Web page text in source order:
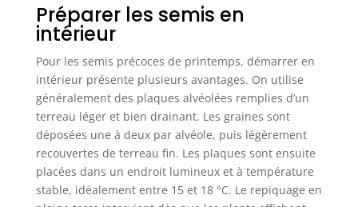
l’engrais, du paillis et d’autres matériaux en vrac
【Conception Ergonomique】 La Fourche à
Bêcher est ergonomique, ce qui peut augmenter la
prise de la main, et la conception mince de la
poignée ne vous blessera pas les mains pendant
longtemps. Capable d’effectuer diverses tâches
plus facilement. 【Application】 Cette Fourche à
pommes de terre, fourche de jardin, fourche de
grange, fourche à dispersion, fourche de jardin.
【Garantie】 Cette Fourche à Bêcher pour Jardin
offre une assurance qualité de 365 jours et se
consacre à la satisfaction du client à 100%.
N’hésitez pas à nous contacter si vous avez des
questions.
Préparer les semis en
intérieur
Pour les semis précoces de printemps, démarrer en
intérieur présente plusieurs avantages. On utilise
généralement des plaques alvéolées remplies d’un
terreau léger et bien drainant. Les graines sont
déposées une à deux par alvéole, puis légèrement
recouvertes de terreau fin. Les plaques sont ensuite
placées dans un endroit lumineux et à température
stable, idéalement entre 15 et 18 °C. Le repiquage en